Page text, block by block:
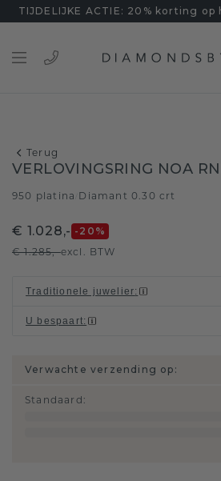
TIJDELIJKE ACTIE: 20% korting
Terug
VERLOVINGSRING NOA
950 platina Diamant 0.30 crt
€ 1.028,- -20 %
€ 1.285,-excl. BTW
Traditionele juwelier:
U bespaart:
Verwachte verzending op:
Standaard :